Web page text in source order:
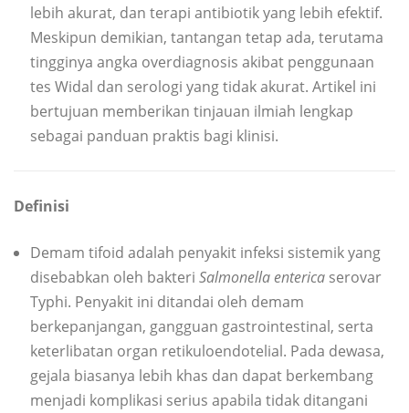
lebih akurat, dan terapi antibiotik yang lebih efektif.
Meskipun demikian, tantangan tetap ada, terutama
tingginya angka overdiagnosis akibat penggunaan
tes Widal dan serologi yang tidak akurat. Artikel ini
bertujuan memberikan tinjauan ilmiah lengkap
sebagai panduan praktis bagi klinisi.
Definisi
Demam tifoid adalah penyakit infeksi sistemik yang
disebabkan oleh bakteri Salmonella enterica serovar
Typhi. Penyakit ini ditandai oleh demam
berkepanjangan, gangguan gastrointestinal, serta
keterlibatan organ retikuloendotelial. Pada dewasa,
gejala biasanya lebih khas dan dapat berkembang
menjadi komplikasi serius apabila tidak ditangani